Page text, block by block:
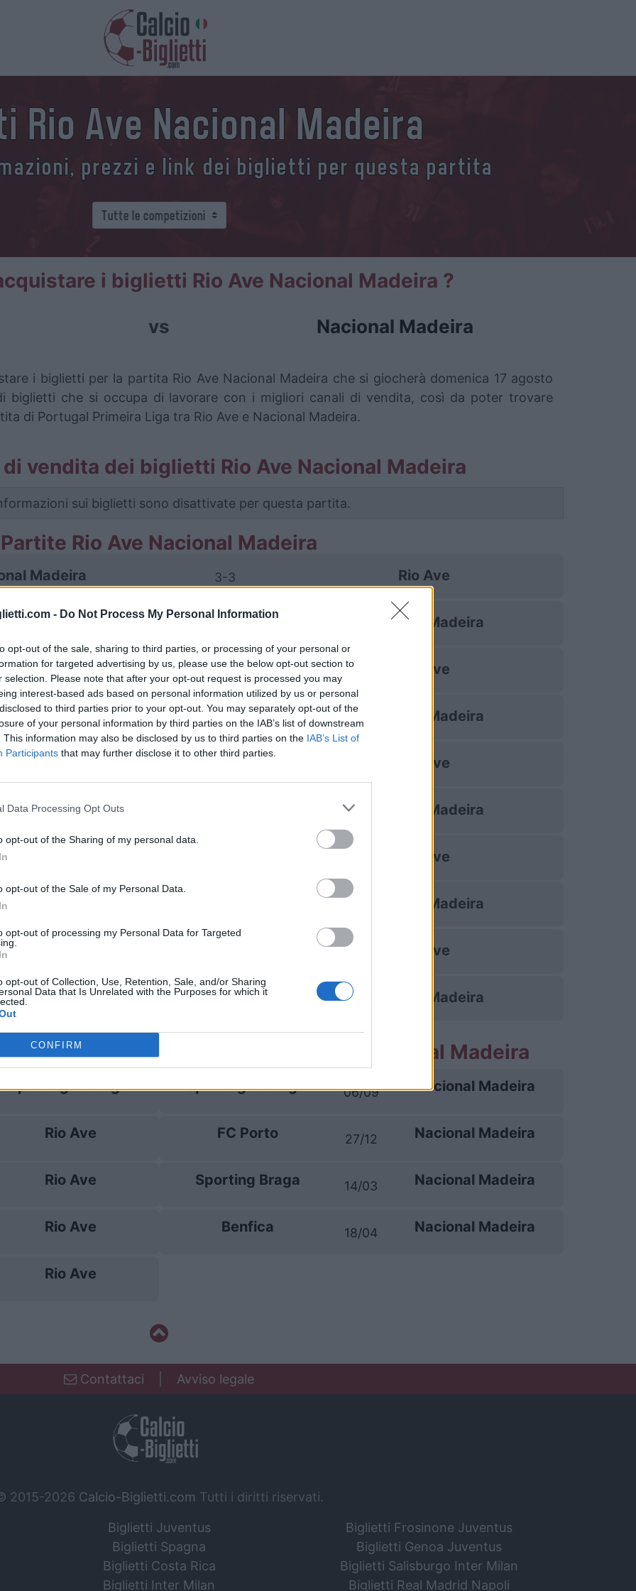
- Do Not Process My Personal Information
opt-out of the sale, sharing to third parties, or processing of your personal or
for targeted advertising by us, please use the below opt-out section to
selection. Please note that after your opt-out request is processed you may
interest-based ads based on personal information utilized by us or personal
to third parties prior to your opt-out. You may separately opt-out of the
of your personal information by third parties on the IAB’s list of downstream
This information may also be disclosed by us to third parties on the IAB’s List of
Participants that may further disclose it to other third parties.
Data Processing Opt Outs
opt-out of the Sharing of my personal data.
opt-out of the Sale of my Personal Data.
opt-out of processing my Personal Data for Targeted
opt-out of Collection, Use, Retention, Sale, and/or Sharing
Data that Is Unrelated with the Purposes for which it
CONFIRM
Rio Ave Nacional Madeira
prezzi e link dei biglietti per questa partita
i biglietti Rio Ave Nacional Madeira ?
vs Nacional Madeira
i biglietti per la partita Rio Ave Nacional Madeira che si giocherà domenica 17 agosto
biglietti che si occupa di lavorare con i migliori canali di vendita, così da poter trovare
di Portugal Primeira Liga tra Rio Ave e Nacional Madeira.
vendita dei biglietti Rio Ave Nacional Madeira
sui biglietti sono disattivate per questa partita.
Partite Rio Ave Nacional Madeira
Madeira 3-3 Rio Ave
Rio Ave Nacional Madeira
Madeira 0-0 Rio Ave
Rio Ave Nacional Madeira
Madeira Rio Ave
Rio Ave Nacional Madeira
Madeira Rio Ave
Rio Ave Nacional Madeira
Madeira Rio Ave
Rio Ave 1-0 Nacional Madeira
Ave
Sporting Portugal
Rio Ave
Rio Ave
Rio Ave
Rio Ave
Prossime partite Nacional Madeira
Sporting Portugal 06/09 Nacional Madeira
FC Porto 27/12 Nacional Madeira
Sporting Braga 14/03 Nacional Madeira
Benfica 18/04 Nacional Madeira
Contattaci Avviso legale
2015-2026 Calcio-Biglietti.com Tutti i diritti riservati.
Biglietti Juventus
Biglietti Spagna
Biglietti Costa Rica
Biglietti Inter Milan
Biglietti Frosinone Juventus
Biglietti Genoa Juventus
Biglietti Salisburgo Inter Milan
Biglietti Real Madrid Napoli